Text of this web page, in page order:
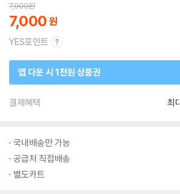
7,000원
7,000
YES포인트
앱 다운 시 1천원 상품권
결제혜택 최
국내배송만 가능
공급처 직접배송
별도카트